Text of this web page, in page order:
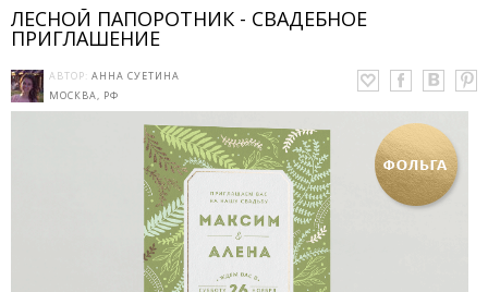
ЛЕСНОЙ ПАПОРОТНИК - СВАДЕБНОЕ
ПРИГЛАШЕНИЕ
АВТОР: АННА СУЕТИНА
МОСКВА, РФ